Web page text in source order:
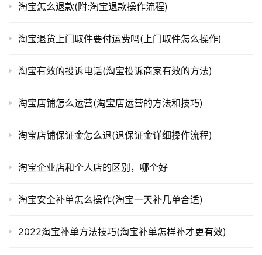
淘宝怎么退款(附:淘宝退款操作流程)
淘宝退货上门取件要付运费吗(上门取件怎么操作)
淘宝有效的投诉电话(淘宝投诉商家有效的方法)
淘宝店铺怎么运营(淘宝店运营的方法和技巧)
淘宝店铺保证金怎么退(退保证金详细操作流程)
淘宝企业店和个人店的区别，哪个好
淘宝安全补单怎么操作(淘宝一天补几单合适)
2022淘宝补单方法技巧(淘宝补单怎样补才更有效)